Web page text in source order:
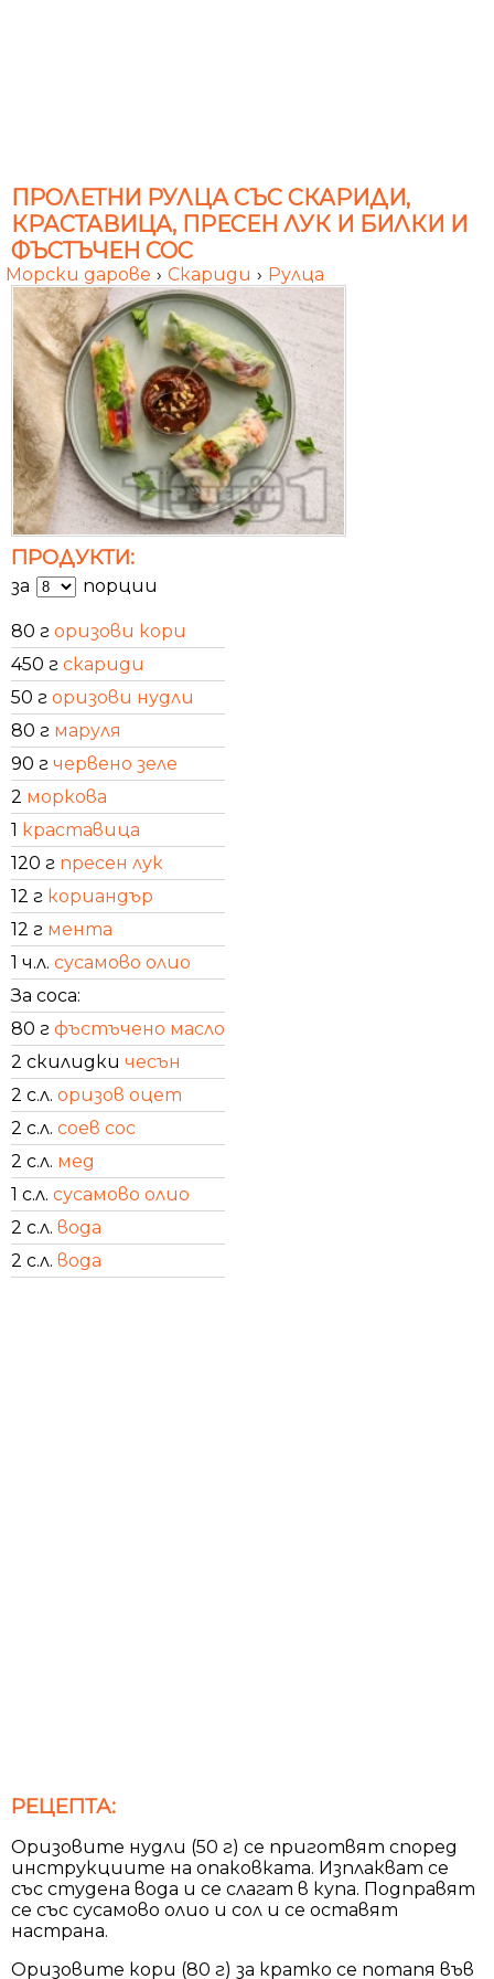
ПРОЛЕТНИ РУЛЦА СЪС СКАРИДИ,
КРАСТАВИЦА, ПРЕСЕН ЛУК И БИЛКИ И
ФЪСТЪЧЕН СОС
Морски дарове › Скариди › Рулца
ПРОДУКТИ:
за порции
80 г оризови кори
450 г скариди
50 г оризови нудли
80 г маруля
90 г червено зеле
2 моркова
1 краставица
120 г пресен лук
12 г кориандър
12 г мента
1 ч.л. сусамово олио
За соса:
80 г фъстъчено масло
2 скилидки чесън
2 с.л. оризов оцет
2 с.л. соев сос
2 с.л. мед
1 с.л. сусамово олио
2 с.л. вода
2 с.л. вода
РЕЦЕПТА:
Оризовите нудли (50 г) се приготвят според
инструкциите на опаковката. Изплакват се
със студена вода и се слагат в купа. Подправят
се със сусамово олио и сол и се оставят
настрана.
Оризовите кори (80 г) за кратко се потапя във